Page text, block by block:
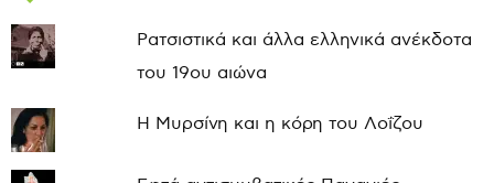
Ρατσιστικά και άλλα ελληνικά ανέκδοτα
του 19ου αιώνα
Η Μυρσίνη και η κόρη του Λοΐζου